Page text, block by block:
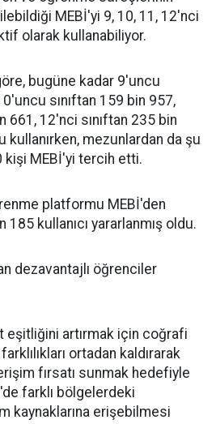
MEBİ'yi 9, 10, 11, 12'nci
olarak kullanabiliyor.
bugüne kadar 9'uncu
sınıftan 159 bin 957,
661, 12'nci sınıftan 235 bin
mezunlardan da şu
kişi MEBİ'yi tercih etti.
platformu MEBİ'den
kullanıcı yararlanmış oldu.
dezavantajlı öğrenciler
eşitliğini artırmak için coğrafi
ortadan kaldırarak
fırsatı sunmak hedefiyle
farklı bölgelerdeki
kaynaklarına erişebilmesi